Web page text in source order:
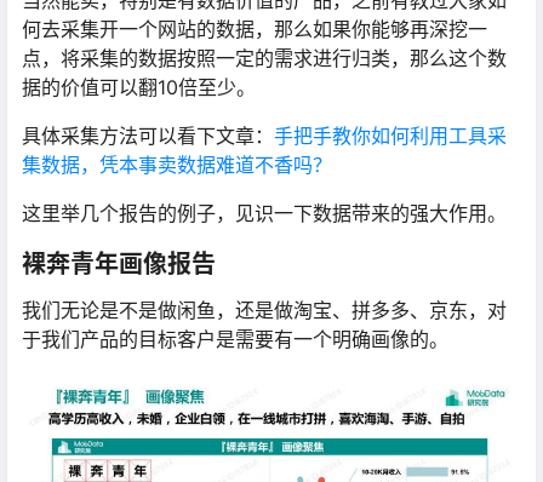
何去采集开一个网站的数据，那么如果你能够再深挖一
点，将采集的数据按照一定的需求进行归类，那么这个数
据的价值可以翻10倍至少。
具体采集方法可以看下文章： 手把手教你如何利用工具采
集数据，凭本事卖数据难道不香吗？
这里举几个报告的例子，见识一下数据带来的强大作用。
裸奔青年画像报告
我们无论是不是做闲鱼，还是做淘宝、拼多多、京东，对
于我们产品的目标客户是需要有一个明确画像的。